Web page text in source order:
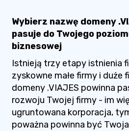
Wybierz nazwę domeny
pasuje do Twojego
biznesowej
Istnieją trzy etapy istnienia
zyskowne małe firmy i duże
domeny .VIAJES powinna
rozwoju Twojej firmy - im
ugruntowana korporacja,
poważna powinna być